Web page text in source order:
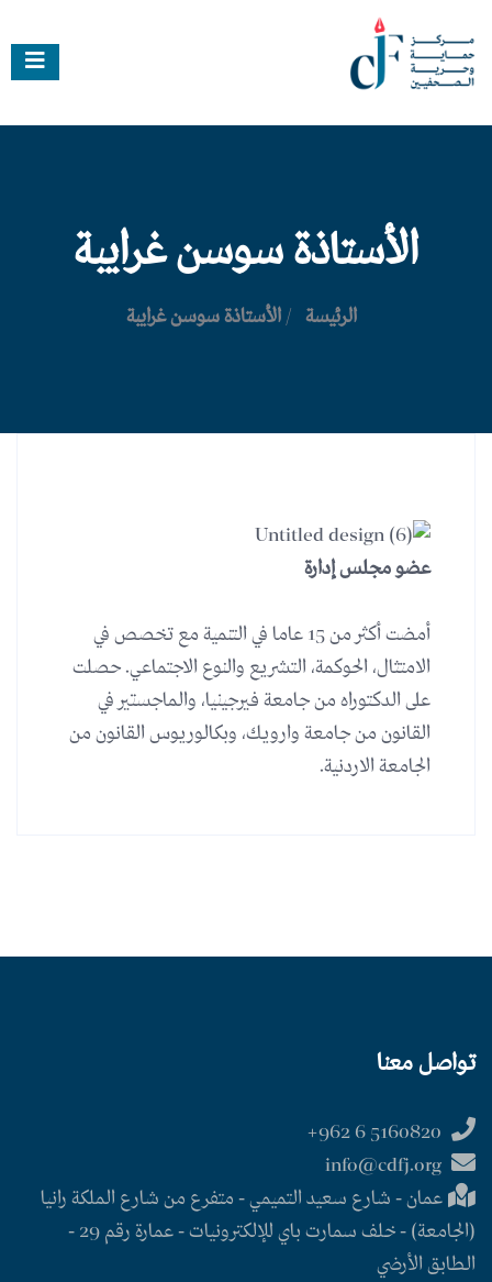
الأستاذة سوسن غرايبة
الرئيسة الأستاذة سوسن غرايبة
عضو مجلس إدارة
أمضت أكثر من 15 عاما في التنمية مع تخصص في
الامتثال، الحوكمة، التشريع والنوع الاجتماعي. حصلت
على الدكتوراه من جامعة فيرجينيا، والماجستير في
القانون من جامعة وارويك، وبكالوريوس القانون من
الجامعة الاردنية.
تواصل معنا
عمان - شارع سعيد التميمي - متفرع من شارع الملكة رانيا
(الجامعة) - خلف سمارت باي للإلكترونيات - عمارة رقم 29 -
الطابق الأرضي